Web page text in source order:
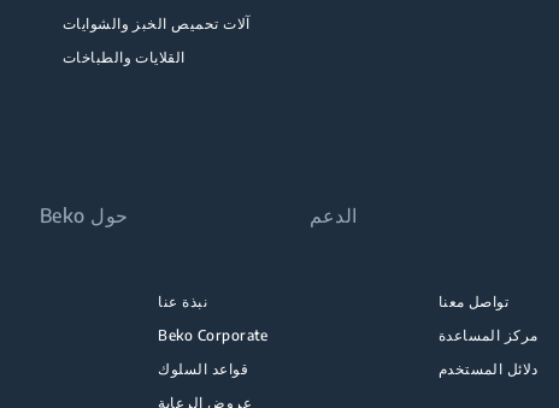
آلات تحميص الخبز والشوايات
القلايات والطباخات
الدعم
تواصل معنا
مركز المساعدة
دلائل المستخدم
حول Beko
نبذة عنا
Beko Corporate
قواعد السلوك
عروض الرعاية